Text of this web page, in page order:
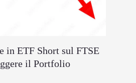
in ETF Short sul FTSE
il Portfolio